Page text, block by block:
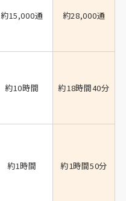
約15,000通 約28,000通
約10時間 約18時間40分
約1時間 約1時間50分